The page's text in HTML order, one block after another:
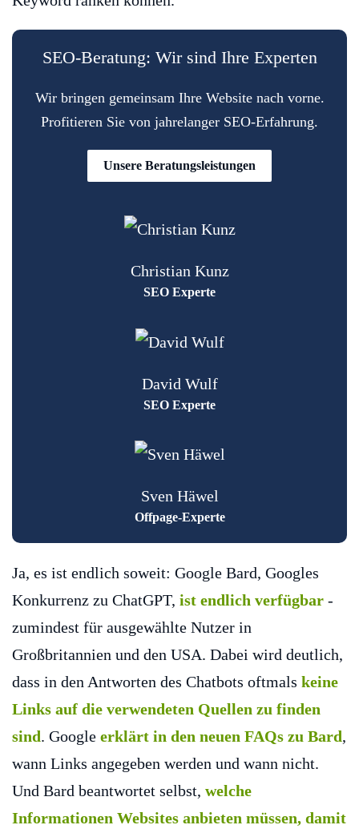
SEO-Beratung: Wir sind Ihre Experten
Wir bringen gemeinsam Ihre Website nach vorne.
Profitieren Sie von jahrelanger SEO-Erfahrung.
Unsere Beratungsleistungen
Christian Kunz
SEO Experte
David Wulf
SEO Experte
Sven Häwel
Offpage-Experte
Ja, es ist endlich soweit: Google Bard, Googles
Konkurrenz zu ChatGPT, ist endlich verfügbar -
zumindest für ausgewählte Nutzer in
Großbritannien und den USA. Dabei wird deutlich,
dass in den Antworten des Chatbots oftmals keine
Links auf die verwendeten Quellen zu finden
sind. Google erklärt in den neuen FAQs zu Bard,
wann Links angegeben werden und wann nicht.
Und Bard beantwortet selbst, welche
Informationen Websites anbieten müssen, damit